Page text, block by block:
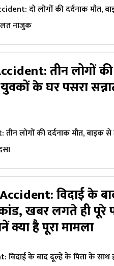
दो लोगों की दर्दनाक मौत,
नाजुक
तीन लोगों की
के घर पसरा
लोगों की दर्दनाक मौत, बाइक
विदाई के
खबर लगते ही पूरे
क्या है पूरा मामला
विदाई के बाद दूल्हे के पिता के